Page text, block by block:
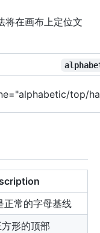
将在画布上定位文
top/
正常的字母基线
形的顶部